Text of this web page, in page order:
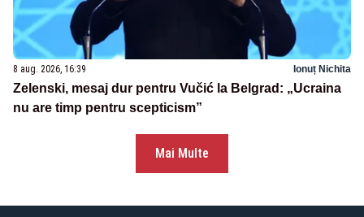
8 aug. 2026, 16:39 Ionuț Nichita
Zelenski, mesaj dur pentru Vučić la Belgrad: „Ucraina
nu are timp pentru scepticism”
Mai Multe